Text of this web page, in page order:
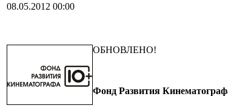
08.05.2012 00:00
ОБНОВЛЕНО!
Фонд Развития